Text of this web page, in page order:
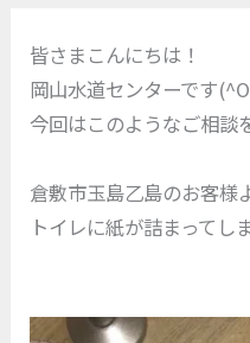
皆さまこんにちは！
岡山水道センターです
今回はこのようなご相談
倉敷市玉島乙島のお客様
トイレに紙が詰まってし